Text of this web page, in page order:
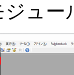
ジュ